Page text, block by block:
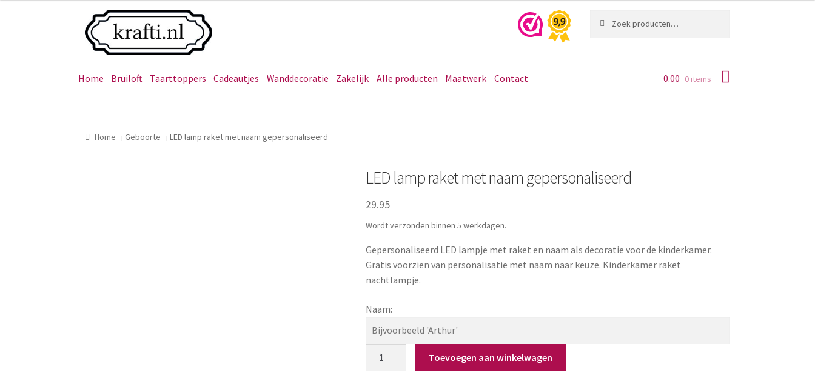
Ga
door
naar
Ga
naar
de
naar:
Home Bruiloft Taarttoppers Cadeautjes Wanddecoratie Zakelijk Alle producten Maatwerk Contact 0.00 0 items
Home Geboorte LED lamp raket met naam gepersonaliseerd
LED lamp raket met naam gepersonaliseerd
29.95
Wordt verzonden binnen 5 werkdagen.
Gepersonaliseerd LED lampje met raket en naam als decoratie voor de kinderkamer.
Gratis voorzien van personalisatie met naam naar keuze. Kinderkamer raket
nachtlampje.
Naam:
Toevoegen aan winkelwagen